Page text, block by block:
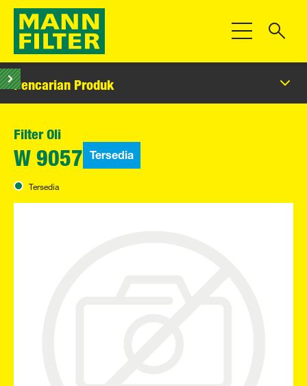
Beralih
Pencarian Produk
Filter Oli
W 9057 Tersedia
Tersedia